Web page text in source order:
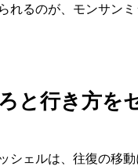
れるのが、モンサン
と行き方を
シェルは、往復の移